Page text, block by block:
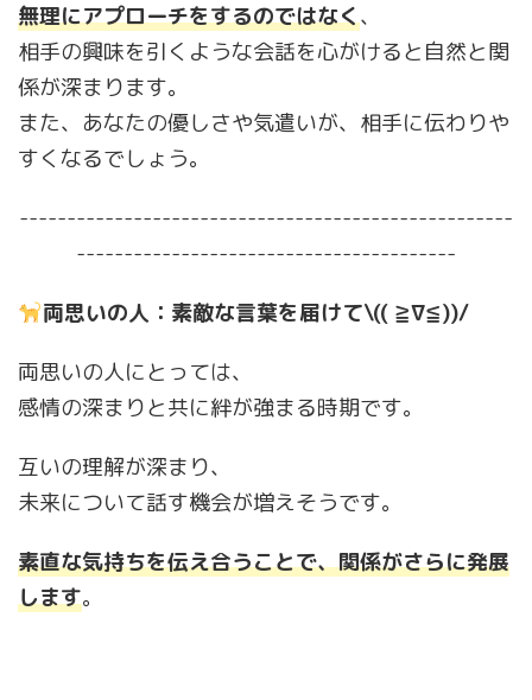
無理にアプローチをするのではなく、
相手の興味を引くような会話を心がけると自然と関
係が深まります。
また、あなたの優しさや気遣いが、相手に伝わりや
すくなるでしょう。
----------------------------------------------------
----------------------------------------
両思いの人：素敵な言葉を届けて\(( ≧∇≦))/
両思いの人にとっては、
感情の深まりと共に絆が強まる時期です。
互いの理解が深まり、
未来について話す機会が増えそうです。
素直な気持ちを伝え合うことで、関係がさらに発展
します。